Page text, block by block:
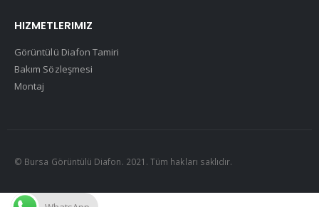
HIZMETLERIMIZ
Görüntülü Diafon Tamiri
Bakım Sözleşmesi
Montaj
© Bursa Görüntülü Diafon. 2021. Tüm hakları saklıdır.